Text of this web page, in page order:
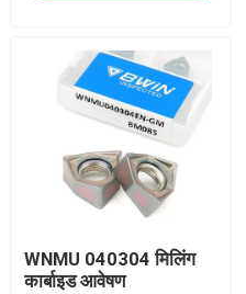
WNMU 040304 मिलिंग
कार्बाइड आवेषण